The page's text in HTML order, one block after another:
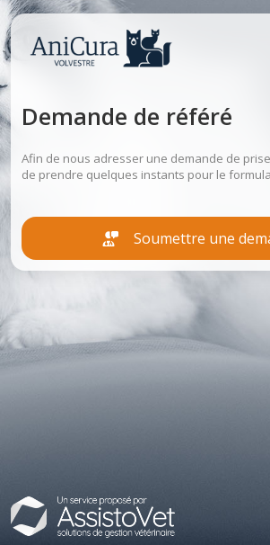
Demande de référé
Afin de nous adresser une demande de
de prendre quelques instants pour le
Soumettre une